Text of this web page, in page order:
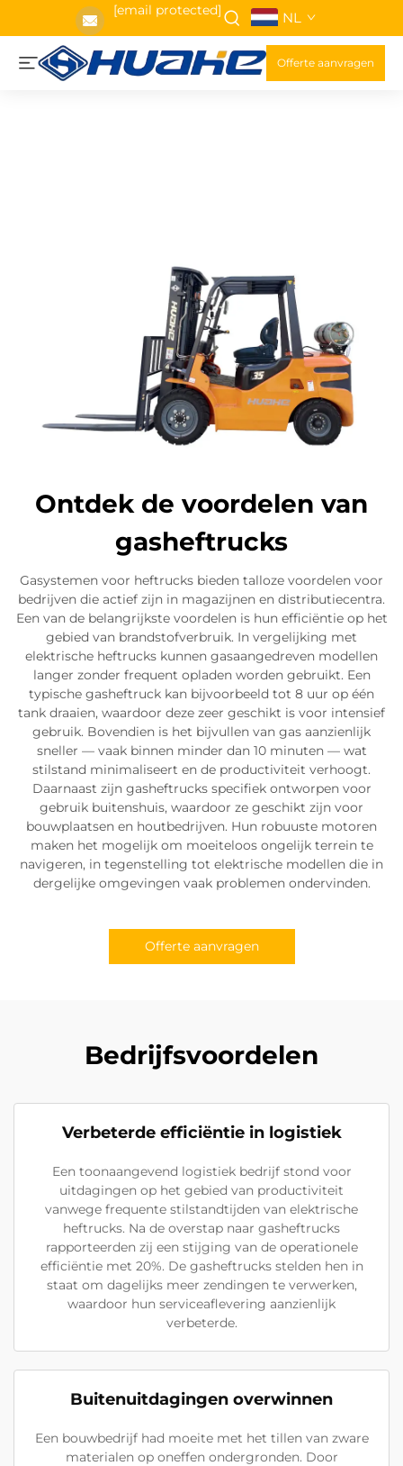
[email protected] NL
Offerte aanvragen
Ontdek de voordelen van
gasheftrucks
Gasystemen voor heftrucks bieden talloze voordelen voor
bedrijven die actief zijn in magazijnen en distributiecentra.
Een van de belangrijkste voordelen is hun efficiëntie op het
gebied van brandstofverbruik. In vergelijking met
elektrische heftrucks kunnen gasaangedreven modellen
langer zonder frequent opladen worden gebruikt. Een
typische gasheftruck kan bijvoorbeeld tot 8 uur op één
tank draaien, waardoor deze zeer geschikt is voor intensief
gebruik. Bovendien is het bijvullen van gas aanzienlijk
sneller — vaak binnen minder dan 10 minuten — wat
stilstand minimaliseert en de productiviteit verhoogt.
Daarnaast zijn gasheftrucks specifiek ontworpen voor
gebruik buitenshuis, waardoor ze geschikt zijn voor
bouwplaatsen en houtbedrijven. Hun robuuste motoren
maken het mogelijk om moeiteloos ongelijk terrein te
navigeren, in tegenstelling tot elektrische modellen die in
dergelijke omgevingen vaak problemen ondervinden.
Offerte aanvragen
Bedrijfsvoordelen
Verbeterde efficiëntie in logistiek
Een toonaangevend logistiek bedrijf stond voor
uitdagingen op het gebied van productiviteit
vanwege frequente stilstandtijden van elektrische
heftrucks. Na de overstap naar gasheftrucks
rapporteerden zij een stijging van de operationele
efficiëntie met 20%. De gasheftrucks stelden hen in
staat om dagelijks meer zendingen te verwerken,
waardoor hun serviceaflevering aanzienlijk
verbeterde.
Buitenuitdagingen overwinnen
Een bouwbedrijf had moeite met het tillen van zware
materialen op oneffen ondergronden. Door